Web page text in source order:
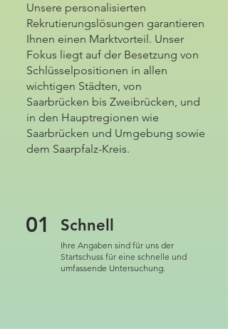
Unsere personalisierten
Rekrutierungslösungen garantieren
Ihnen einen Marktvorteil. Unser
Fokus liegt auf der Besetzung von
Schlüsselpositionen in allen
wichtigen Städten, von
Saarbrücken bis Zweibrücken, und
in den Hauptregionen wie
Saarbrücken und Umgebung sowie
dem Saarpfalz-Kreis.
01 Schnell
Ihre Angaben sind für uns der
Startschuss für eine schnelle und
umfassende Untersuchung.